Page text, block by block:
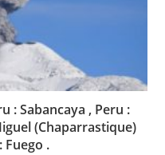
: Sabancaya , Peru :
(Chaparrastique)
Fuego .